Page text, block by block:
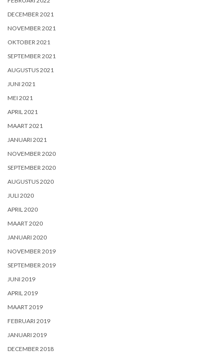
DECEMBER 2021
NOVEMBER 2021
OKTOBER 2021
SEPTEMBER 2021
AUGUSTUS 2021
JUNI 2021
MEI 2021
APRIL 2021
MAART 2021
JANUARI 2021
NOVEMBER 2020
SEPTEMBER 2020
AUGUSTUS 2020
JULI 2020
APRIL 2020
MAART 2020
JANUARI 2020
NOVEMBER 2019
SEPTEMBER 2019
JUNI 2019
APRIL 2019
MAART 2019
FEBRUARI 2019
JANUARI 2019
DECEMBER 2018